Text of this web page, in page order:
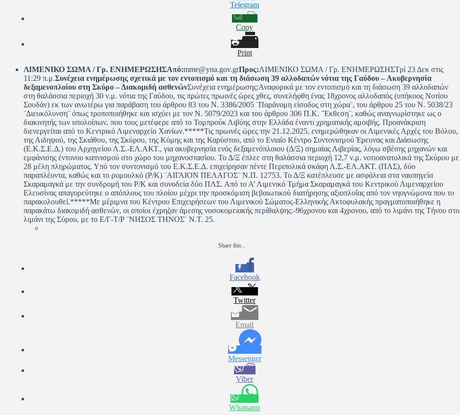
Telegram
Copy
Print
ΛΙΜΕΝΙΚΟ ΣΩΜΑ / Γρ. ΕΝΗΜΕΡΩΣΗΣΑπό:mme@yna.gov.grΠρος:ΛΙΜΕΝΙΚΟ ΣΩΜΑ / Γρ. ΕΝΗΜΕΡΩΣΗΣΤρί 23 Δεκ στις
11:29 π.μ.Συνέχεια ενημέρωσης σχετικά με τον εντοπισμό και τη διάσωση 39 αλλοδαπών νότια της Γαύδου – Ακυβερνησία
δεξαμενοπλοίου στη Σκύρο – Διακομιδή ασθενώνΣυνέχεια ενημέρωσης:Αναφορικά με τον εντοπισμό και τη διάσωση 39 αλλοδαπών
στη θαλάσσια περιοχή 30 ν.μ. νότια της Γαύδου, τις πρώτες πρωινές ώρες χθες, συνελήφθη ένας 18χρονος αλλοδαπός (υπήκοος Νοτίου
Σουδάν) εκ των ανωτέρω για παράβαση του άρθρου 83 του Ν. 3386/2005 ¨Παράνομη είσοδος στη χώρα¨, του άρθρου 25 του Ν. 5038/23
¨Διευκόλυνση¨ όπως τροποποιήθηκε και ισχύει με τον Ν. 5079/2023 και του άρθρου 306 Π.Κ. ¨Έκθεση¨, καθώς αναγνωρίστηκε ως ο
διακινητής των υπολοίπων, που τους μετέφερε από το Τομπρούκ Λιβύης στην Ελλάδα έναντι χρηματικής αμοιβής. Προανάκριση
διενεργείται από το Κεντρικό Λιμεναρχείο Χανίων.*****Τις πρωινές ώρες την 21.12.2025, ενημερώθηκαν οι Λιμενικές Αρχές του Βόλου,
της Αιδηψού, της Σκιάθου, της Σκύρου, της Κύμης και της Καρύστου, από το Ενιαίο Κέντρο Συντονισμού Έρευνας και Διάσωσης
(Ε.Κ.Σ.Ε.Δ.) του Αρχηγείου Λ.Σ.-ΕΛ.ΑΚΤ., για ακυβερνησία ενός δεξαμενόπλοιου (Δ/Ξ) σημαίας Λιβερίας, λόγω σβέσης μηχανών και
εμφάνισης έντονου καπνισμού στο χώρο του μηχανοστασίου. Το Δ/Ξ έπλεε στη θαλάσσια περιοχή 12,7 ν.μ. νοτιοανατολικά της Σκύρου με
28 μέλη πληρώματος. Υπό τον συντονισμό του Ε.Κ.Σ.Ε.Δ. επιχείρησαν πέντε Περιπολικά σκάφη Λ.Σ.-ΕΛ.ΑΚΤ. (ΠΛΣ), δύο
παραπλέοντα, καθώς και το ρυμουλκό (Ρ/Κ) ¨ΑΙΓΑΙΟΝ ΠΕΛΑΓΟΣ¨ Ν.Π. 12753. Το Δ/Ξ κατέπλευσε με ασφάλεια στα ναυπηγεία
Σκαραμαγκά με την συνδρομή του Ρ/Κ και συνοδεία δύο ΠΛΣ. Από το Α’ Λιμενικό Τμήμα Σκαραμαγκά του Κεντρικού Λιμεναρχείου
Ελευσίνας απαγορεύτηκε ο απόπλους του πλοίου μέχρι την προσκόμιση βεβαιωτικού διατήρησης αξιοπλοΐας από τον νηογνώμονα που το
παρακολουθεί.*****Με μέριμνα του Κέντρου Επιχειρήσεων του Λιμενικού Σώματος-Ελληνικής Ακτοφυλακής πραγματοποιήθηκε η
παρακάτω διακομιδή ασθενών, οι οποίοι έχρηζαν άμεσης νοσοκομειακής περίθαλψης:-96χρονου και 4χρονου, από το λιμάνι της Τήνου στο
λιμάνι της Σύρου, με το Ε/Γ-Τ/Ρ ¨ΝΗΣΟΣ ΤΗΝΟΣ¨ Ν.Τ. 25.
Share this...
Facebook
Twitter
Email
Messenger
Viber
Whatsapp